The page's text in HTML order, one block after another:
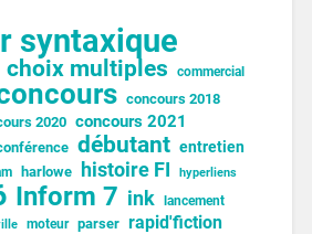
syntaxique
choix multiples commercial
concours 2018
2020 concours 2021
débutant entretien
harlowe histoire FI hyperliens
Inform 7 ink lancement
moteur parser rapid'fiction